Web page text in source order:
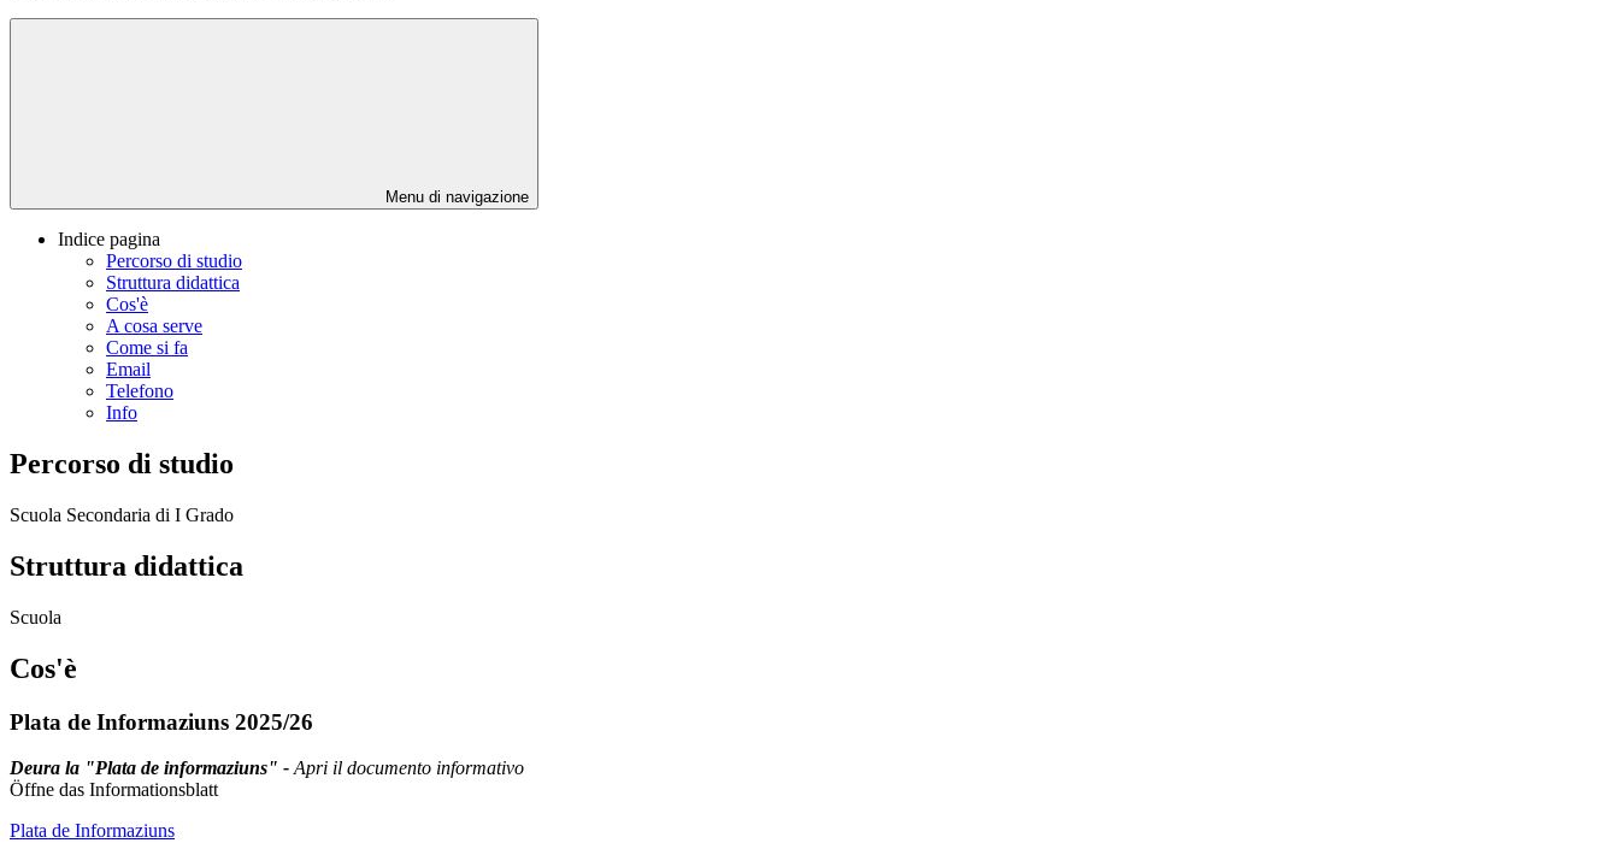
Menu di navigazione
Indice pagina
Percorso di studio
Struttura didattica
Cos'è
A cosa serve
Come si fa
Email
Telefono
Info
Percorso di studio
Scuola Secondaria di I Grado
Struttura didattica
Scuola
Cos'è
Plata de Informaziuns 2025/26
Deura la "Plata de informaziuns" - Apri il documento informativo
Öffne das Informationsblatt
Plata de Informaziuns